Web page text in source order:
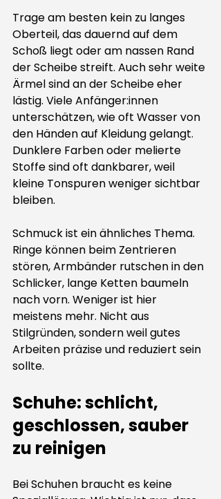
Trage am besten kein zu langes
Oberteil, das dauernd auf dem
Schoß liegt oder am nassen Rand
der Scheibe streift. Auch sehr weite
Ärmel sind an der Scheibe eher
lästig. Viele Anfänger:innen
unterschätzen, wie oft Wasser von
den Händen auf Kleidung gelangt.
Dunklere Farben oder melierte
Stoffe sind oft dankbarer, weil
kleine Tonspuren weniger sichtbar
bleiben.
Schmuck ist ein ähnliches Thema.
Ringe können beim Zentrieren
stören, Armbänder rutschen in den
Schlicker, lange Ketten baumeln
nach vorn. Weniger ist hier
meistens mehr. Nicht aus
Stilgründen, sondern weil gutes
Arbeiten präzise und reduziert sein
sollte.
Schuhe: schlicht,
geschlossen, sauber
zu reinigen
Bei Schuhen braucht es keine